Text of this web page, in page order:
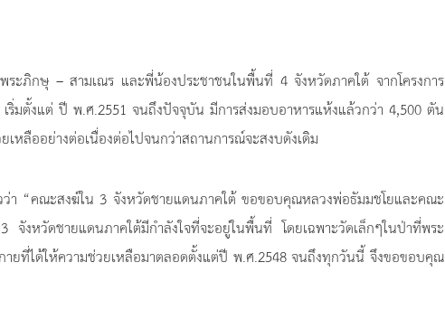
พระภิกษุ – สามเณร และพี่น้องประชาชนในพื้นที่ 4 จังหวัดภาคใต้ จากโครงการ
มตั้งแต่ ปี พ.ศ.2551 จนถึงปัจจุบัน มีการส่งมอบอาหารแห้งแล้วกว่า 4,500 ตัน
หลืออย่างต่อเนื่องต่อไปจนกว่าสถานการณ์จะสงบดังเดิม
ว่า “คณะสงฆ์ใน 3 จังหวัดชายแดนภาคใต้ ขอขอบคุณหลวงพ่อธัมมชโยและคณะ
งหวัดชายแดนภาคใต้มีกำลังใจที่จะอยู่ในพื้นที่ โดยเฉพาะวัดเล็กๆในป่าที่พระ
กายที่ได้ให้ความช่วยเหลือมาตลอดตั้งแต่ปี พ.ศ.2548 จนถึงทุกวันนี้ จึงขอขอบคุณ